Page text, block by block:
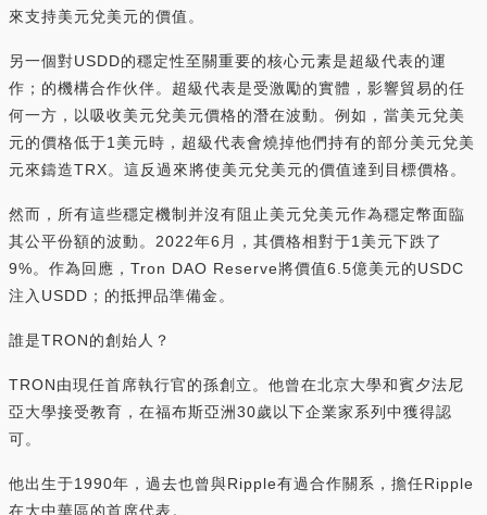
來支持美元兌美元的價值。
另一個對USDD的穩定性至關重要的核心元素是超級代表的運
作；的機構合作伙伴。超級代表是受激勵的實體，影響貿易的任
何一方，以吸收美元兌美元價格的潛在波動。例如，當美元兌美
元的價格低于1美元時，超級代表會燒掉他們持有的部分美元兌美
元來鑄造TRX。這反過來將使美元兌美元的價值達到目標價格。
然而，所有這些穩定機制并沒有阻止美元兌美元作為穩定幣面臨
其公平份額的波動。2022年6月，其價格相對于1美元下跌了
9%。作為回應，Tron DAO Reserve將價值6.5億美元的USDC
注入USDD；的抵押品準備金。
誰是TRON的創始人？
TRON由現任首席執行官的孫創立。他曾在北京大學和賓夕法尼
亞大學接受教育，在福布斯亞洲30歲以下企業家系列中獲得認
可。
他出生于1990年，過去也曾與Ripple有過合作關系，擔任Ripple
在大中華區的首席代表。